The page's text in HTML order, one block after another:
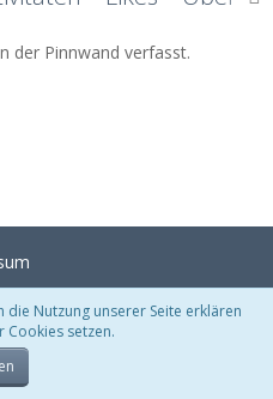
der Pinnwand verfasst.
, erstellt vonKittMedia
die Nutzung unserer Seite erklären
Cookies setzen.